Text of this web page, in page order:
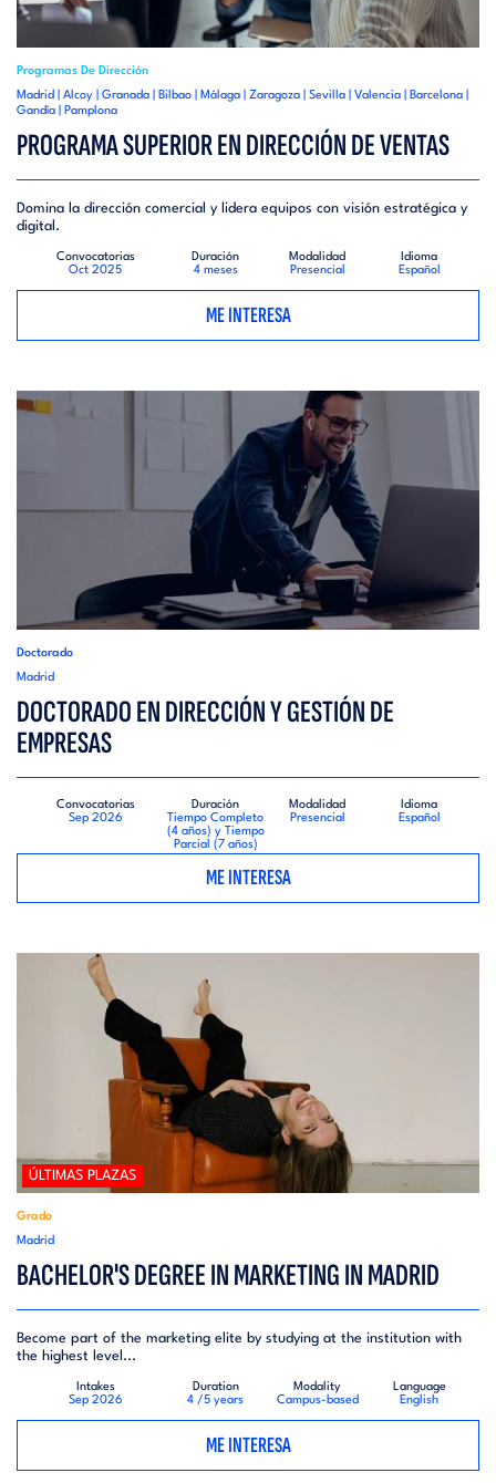
Programas De Dirección
Madrid | Alcoy | Granada | Bilbao | Málaga | Zaragoza | Sevilla | Valencia | Barcelona |
Gandía | Pamplona
PROGRAMA SUPERIOR EN DIRECCIÓN DE VENTAS
Domina la dirección comercial y lidera equipos con visión estratégica y
digital.
Convocatorias
Oct 2025
Duración
4 meses
Modalidad
Presencial
Idioma
Español
ME INTERESA
Doctorado
Madrid
DOCTORADO EN DIRECCIÓN Y GESTIÓN DE
EMPRESAS
Convocatorias
Sep 2026
Duración
Tiempo Completo
(4 años) y Tiempo
Parcial (7 años)
Modalidad
Presencial
Idioma
Español
ME INTERESA
ÚLTIMAS PLAZAS
Grado
Madrid
BACHELOR'S DEGREE IN MARKETING IN MADRID
Become part of the marketing elite by studying at the institution with
the highest level...
Intakes
Sep 2026
Duration
4 /5 years
Modality
Campus-based
Language
English
ME INTERESA